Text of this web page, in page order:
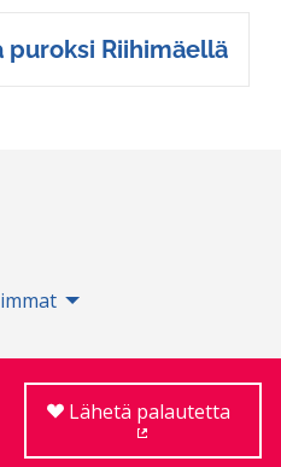
puroksi Riihimäellä
Lähetä palautetta